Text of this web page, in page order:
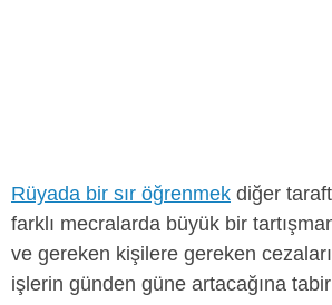
Rüyada bir sır öğrenmek diğer
farklı mecralarda büyük bir
ve gereken kişilere gereken
işlerin günden güne artacağına